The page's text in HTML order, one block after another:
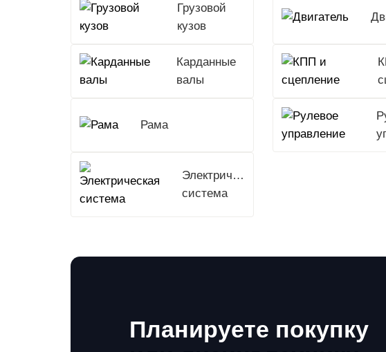
Грузовой
кузов
Карданные
валы
Рама
Электрическая
система
Планируете покупку